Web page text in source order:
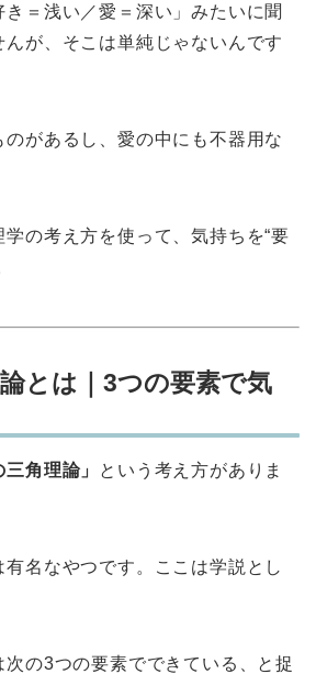
＝浅い／愛＝深い」みたいに聞
んが、そこは単純じゃないんです
があるし、愛の中にも不器用な
の考え方を使って、気持ちを“要
とは｜3つの要素で気
三角理論」
という考え方がありま
有名なやつです。ここは学説とし
次の3つの要素でできている、と捉